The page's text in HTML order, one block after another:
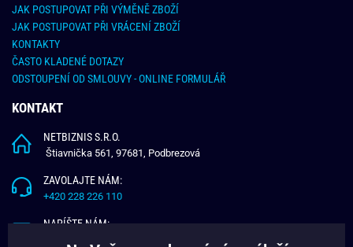
JAK POSTUPOVAT PŘI VÝMĚNĚ ZBOŽÍ
JAK POSTUPOVAT PŘI VRÁCENÍ ZBOŽÍ
KONTAKTY
ČASTO KLADENÉ DOTAZY
ODSTOUPENÍ OD SMLOUVY - ONLINE FORMULÁŘ
KONTAKT
NETBIZNIS S.R.O.
Štiavnička 561, 97681, Podbrezová
ZAVOLAJTE NÁM:
+420 228 226 110
NAPÍŠTE NÁM: